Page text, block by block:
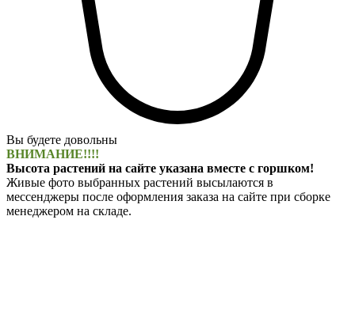
Вы будете довольны
ВНИМАНИЕ!!!!
Высота растений на сайте указана вместе с горшком!
Живые фото выбранных растений высылаются в
мессенджеры после оформления заказа на сайте при сборке
менеджером на складе.